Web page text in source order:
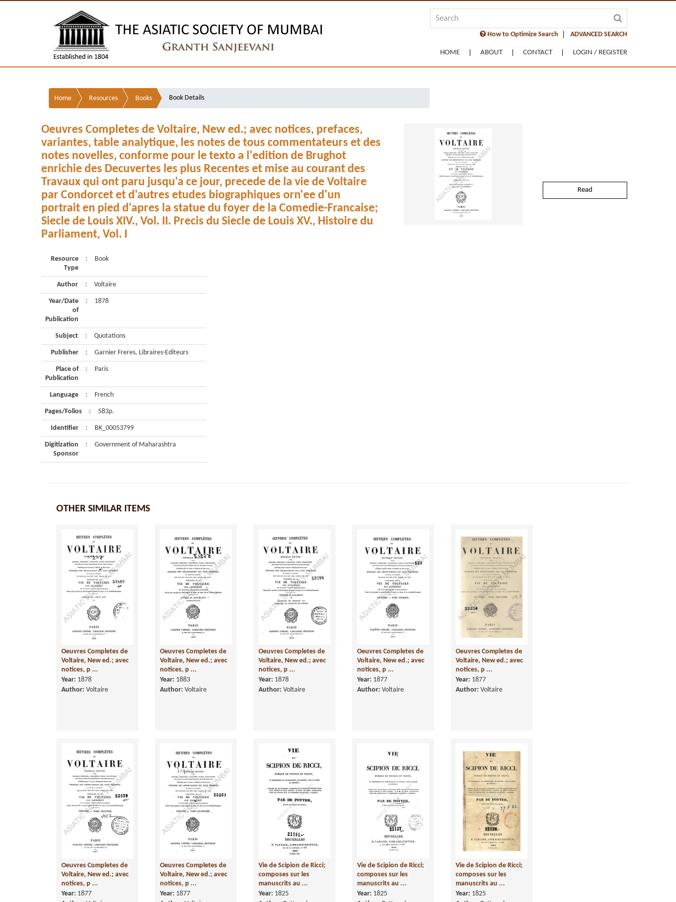
How to Optimize Search ADVANCED SEARCH
HOME ABOUT CONTACT LOGIN / REGISTER
Home Resources Books Book Details
Oeuvres Completes de Voltaire, New ed.; avec notices, prefaces,
variantes, table analytique, les notes de tous commentateurs et des
notes novelles, conforme pour le texto a l'edition de Brughot
enrichie des Decuvertes les plus Recentes et mise au courant des
Travaux qui ont paru jusqu'a ce jour, precede de la vie de Voltaire
par Condorcet et d'autres etudes biographiques orn'ee d'un
portrait en pied d'apres la statue du foyer de la Comedie-Francaise;
Siecle de Louis XIV., Vol. II. Precis du Siecle de Louis XV., Histoire du
Parliament, Vol. I
Resource
Type
: Book
Author : Voltaire
Year/Date
of
Publication
: 1878
Subject : Quotations
Publisher : Garnier Freres, Libraires-Editeurs
Place of
Publication
: Paris
Language : French
Pages/Folios : 583p.
Identifier : BK_00053799
Digitization
Sponsor
: Government of Maharashtra
Read
OTHER SIMILAR ITEMS
Oeuvres Completes de
Voltaire, New ed.; avec
notices, p ...
Year: 1878
Author: Voltaire
Oeuvres Completes de
Voltaire, New ed.; avec
notices, p ...
Year: 1883
Author: Voltaire
Oeuvres Completes de
Voltaire, New ed.; avec
notices, p ...
Year: 1878
Author: Voltaire
Oeuvres Completes de
Voltaire, New ed.; avec
notices, p ...
Year: 1877
Author: Voltaire
Oeuvres Completes de
Voltaire, New ed.; avec
notices, p ...
Year: 1877
Author: Voltaire
Oeuvres Completes de
Voltaire, New ed.; avec
notices, p ...
Year: 1877
Oeuvres Completes de
Voltaire, New ed.; avec
notices, p ...
Year: 1877
Vie de Scipion de Ricci;
composes sur les
manuscrits au ...
Year: 1825
Vie de Scipion de Ricci;
composes sur les
manuscrits au ...
Year: 1825
Vie de Scipion de Ricci;
composes sur les
manuscrits au ...
Year: 1825